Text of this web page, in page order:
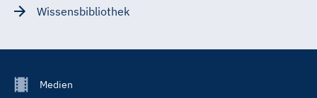
Wissensbibliothek
FooterMedien